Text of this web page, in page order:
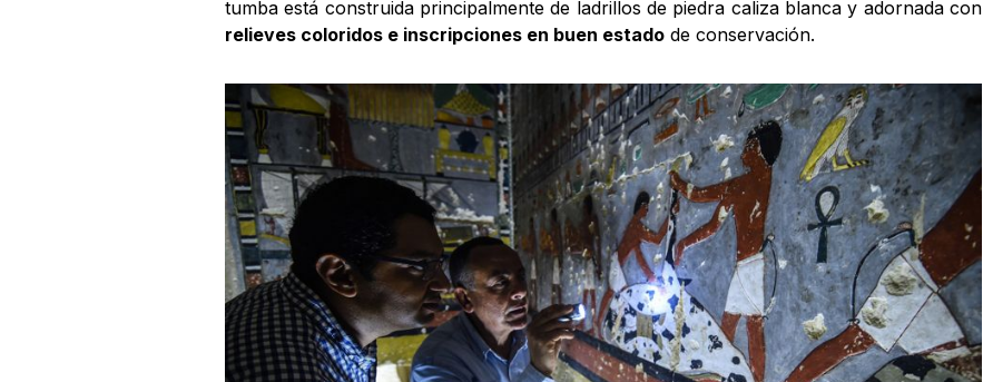
tumba está construida principalmente de ladrillos de piedra caliza blanca y adornada con
relieves coloridos e inscripciones en buen estado de conservación.